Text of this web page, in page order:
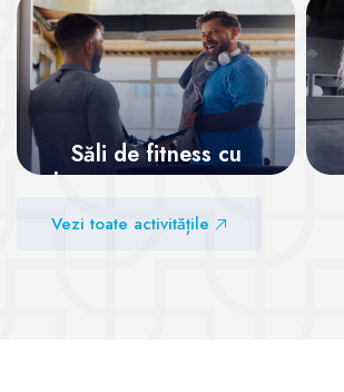
Săli de fitness cu
abonamente recurente
Vezi toate activitățile